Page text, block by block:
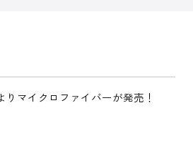
りマイクロファイバーが発売！